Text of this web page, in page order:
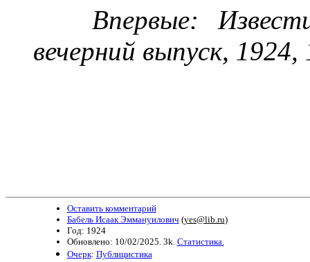
Впервые:
вечерний выпуск,
Оставить комментарий
Бабель Исаак Эммануилович (yes@lib.ru)
Год: 1924
Обновлено: 10/02/2025. 3k. Статистика.
Очерк: Публицистика